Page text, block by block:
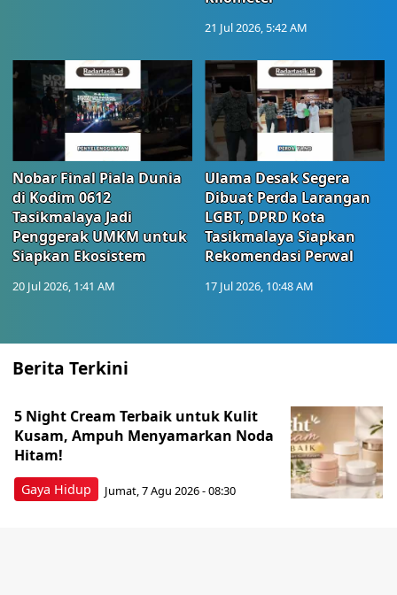
21 Jul 2026, 5:42 AM
Nobar Final Piala Dunia
di Kodim 0612
Tasikmalaya Jadi
Penggerak UMKM untuk
Siapkan Ekosistem
20 Jul 2026, 1:41 AM
Ulama Desak Segera
Dibuat Perda Larangan
LGBT, DPRD Kota
Tasikmalaya Siapkan
Rekomendasi Perwal
17 Jul 2026, 10:48 AM
Berita Terkini
Gaya Hidup
5 Night Cream Terbaik untuk Kulit
Kusam, Ampuh Menyamarkan Noda
Hitam!
Jumat, 7 Agu 2026 - 08:30